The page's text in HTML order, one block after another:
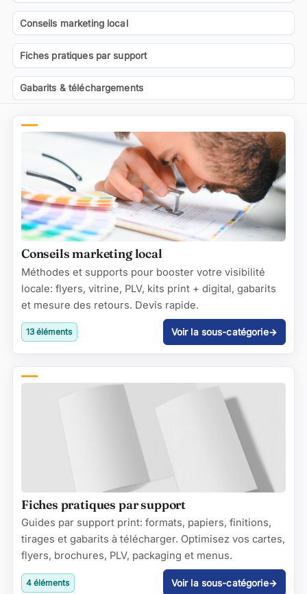
Conseils marketing local(13)
Fiches pratiques par support(4)
Gabarits & téléchargements
Conseils marketing local
Méthodes et supports pour booster votre visibilité
locale: flyers, vitrine, PLV, kits print + digital, gabarits
et mesure des retours. Devis rapide.
13 éléments Voir la sous-catégorie
Fiches pratiques par support
Guides par support print: formats, papiers, finitions,
tirages et gabarits à télécharger. Optimisez vos cartes,
flyers, brochures, PLV, packaging et menus.
4 éléments Voir la sous-catégorie